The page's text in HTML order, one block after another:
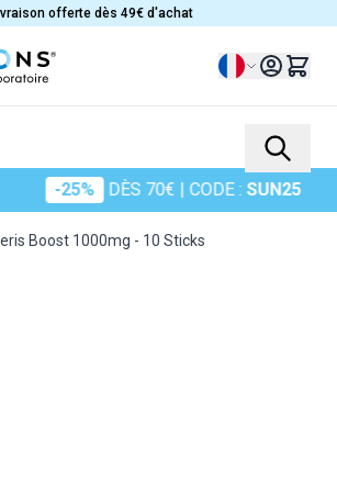
offerte dès 49€ d'achat
Langue
-25% DÈS 70€ | CODE :SUN25
Boost 1000mg - 10 Sticks